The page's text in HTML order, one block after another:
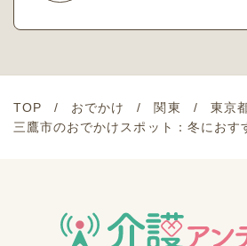
TOP おでかけ 関東 東京
三鷹市のおでかけスポット：冬におす